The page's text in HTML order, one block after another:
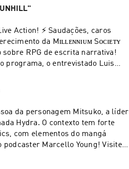
sobre a Millennium e o que
o que ele espera do futuro da
nossas outras redes sociais.
caros
sobre RPG de escrita narrativa!
programa, o entrevistado Luis
e os recentes
personagem no meio virtual.
do universo Millennium Society.
sociais. Juntos, somos um
Facebook:
da personagem Mitsuko, a líder
Hydra. O contexto tem forte
com elementos do mangá
podcaster Marcello Young! Visite